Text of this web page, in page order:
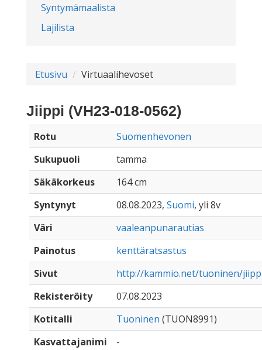
Syntymämaalista
Lajilista
Etusivu Virtuaalihevoset
Jiippi (VH23-018-0562)
Rotu
Suomenhevonen
Sukupuoli
tamma
Säkäkorkeus
164 cm
Syntynyt
08.08.2023, Suomi, yli 8v
Väri
vaaleanpunarautias
Painotus
kenttäratsastus
Sivut
http://kammio.net/tuoninen/
Rekisteröity
07.08.2023
Kotitalli
Tuoninen (TUON8991)
Kasvattajanimi
-